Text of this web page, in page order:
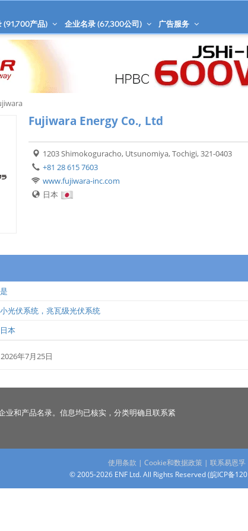
(91,700产品) 企业名录 (67,300公司) 广告服务
Fujiwara Energy Co., Ltd
1203 Shimokoguracho, Utsunomiya, Tochigi, 321-0403
+81 28 615 7603
www.fujiwara-inc.com
日本
是
小光伏系统，兆瓦级光伏系统
日本
2026年7月25日
业和产品名录。信息均已核实，分类明确且联系紧
使用条款 | Cookie和数据政策 | 联系易恩孚
© 2005-2026 ENF Ltd. All Rights Reserved (皖ICP备